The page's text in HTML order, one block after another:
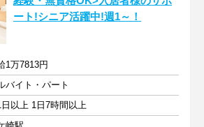
ート!シニア活躍中!週1～！
1万7813円
バイト・パート
以上 1日7時間以上